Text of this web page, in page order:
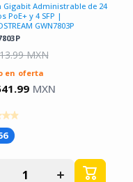
Gigabit Administrable de 24
PoE+ y 4 SFP |
GWN7803P
MXN
en oferta
MXN
Aumentar
cantidad